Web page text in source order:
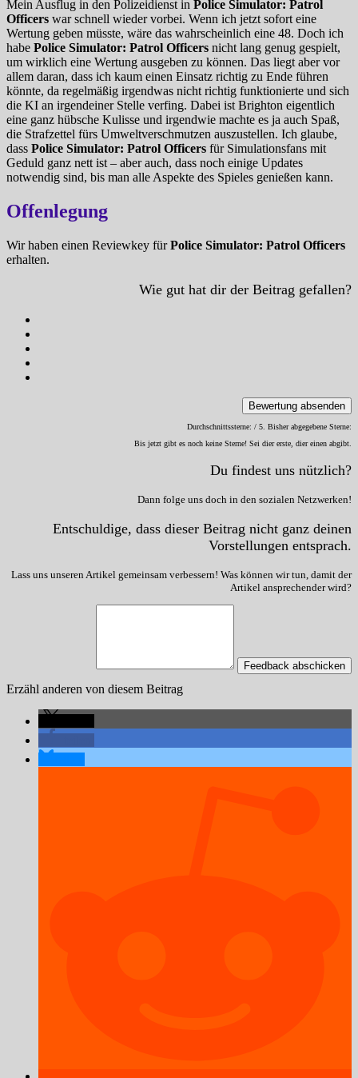
Mein Ausflug in den Polizeidienst in Police Simulator: Patrol
Officers war schnell wieder vorbei. Wenn ich jetzt sofort eine
Wertung geben müsste, wäre das wahrscheinlich eine 48. Doch ich
habe Police Simulator: Patrol Officers nicht lang genug gespielt,
um wirklich eine Wertung ausgeben zu können. Das liegt aber vor
allem daran, dass ich kaum einen Einsatz richtig zu Ende führen
könnte, da regelmäßig irgendwas nicht richtig funktionierte und sich
die KI an irgendeiner Stelle verfing. Dabei ist Brighton eigentlich
eine ganz hübsche Kulisse und irgendwie machte es ja auch Spaß,
die Strafzettel fürs Umweltverschmutzen auszustellen. Ich glaube,
dass Police Simulator: Patrol Officers für Simulationsfans mit
Geduld ganz nett ist – aber auch, dass noch einige Updates
notwendig sind, bis man alle Aspekte des Spieles genießen kann.
Offenlegung
Wir haben einen Reviewkey fürPolice Simulator: Patrol Officers
erhalten.
Wie gut hat dir der Beitrag gefallen?
Bewertung absenden
Durchschnittssterne: / 5. Bisher abgegebene Sterne:
Bis jetzt gibt es noch keine Sterne! Sei dier erste, dier einen abgibt.
Du findest uns nützlich?
Dann folge uns doch in den sozialen Netzwerken!
Entschuldige, dass dieser Beitrag nicht ganz deinen
Vorstellungen entsprach.
Lass uns unseren Artikel gemeinsam verbessern! Was können wir tun, damit der
Artikel ansprechender wird?
Feedback abschicken
Erzähl anderen von diesem Beitrag